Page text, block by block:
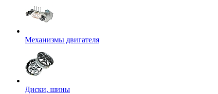
Механизмы двигателя
Диски, шины